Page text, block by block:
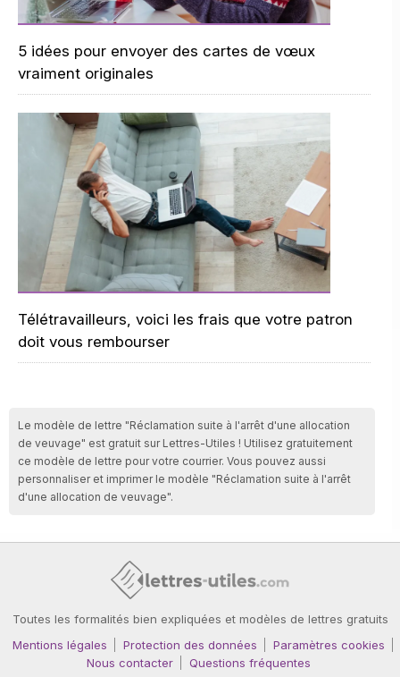
5 idées pour envoyer des cartes de vœux
vraiment originales
Télétravailleurs, voici les frais que votre patron
doit vous rembourser
Le modèle de lettre "Réclamation suite à l'arrêt d'une allocation
de veuvage" est gratuit sur Lettres-Utiles ! Utilisez gratuitement
ce modèle de lettre pour votre courrier. Vous pouvez aussi
personnaliser et imprimer le modèle "Réclamation suite à l'arrêt
d'une allocation de veuvage".
Toutes les formalités bien expliquées et modèles de lettres gratuits
Mentions légales
Protection des données
Paramètres cookies
Nous contacter
Questions fréquentes